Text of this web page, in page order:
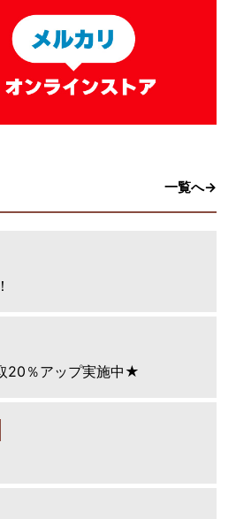
一覧へ→
20％アップ実施中★